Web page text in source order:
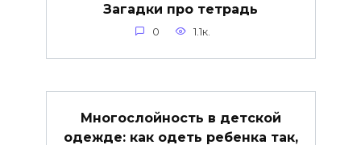
Загадки про тетрадь
0 1.1к.
Многослойность в детской
одежде: как одеть ребенка так,